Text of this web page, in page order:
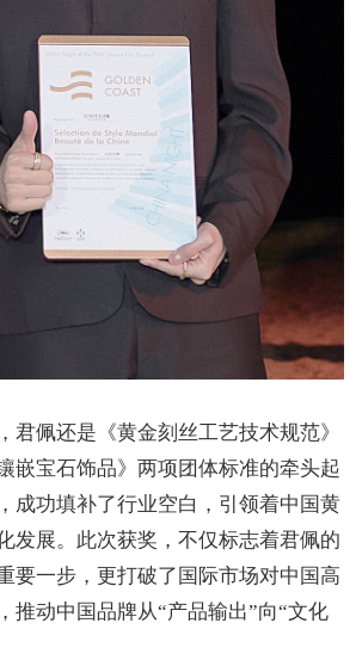
君佩还是《黄金刻丝工艺技术规范》
嵌宝石饰品》两项团体标准的牵头起
成功填补了行业空白，引领着中国黄
发展。此次获奖，不仅标志着君佩的
要一步，更打破了国际市场对中国高
推动中国品牌从“产品输出”向“文化